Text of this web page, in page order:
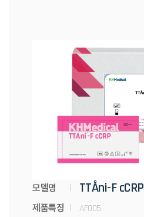
모델명 TTÅni-F cCRP
제품특징 AF005